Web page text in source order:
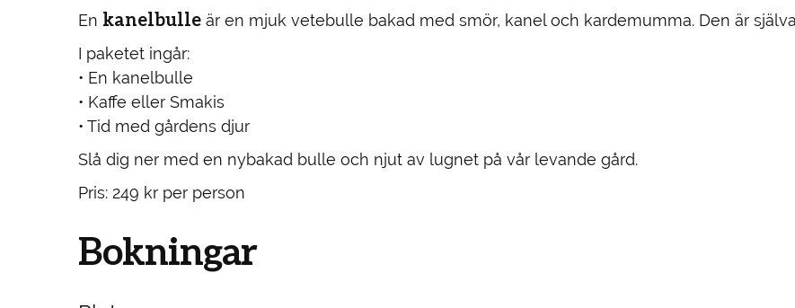
En kanelbulle är en mjuk vetebulle bakad med smör, kanel och kardemumma. Den är
I paketet ingår:
• En kanelbulle
• Kaffe eller Smakis
• Tid med gårdens djur
Slå dig ner med en nybakad bulle och njut av lugnet på vår levande gård.
Pris: 249 kr per person
Bokningar